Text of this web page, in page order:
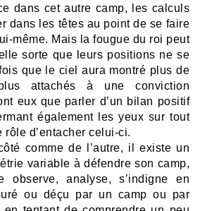
dans cet autre camp, les calculs
dans les têtes au point de se faire
même. Mais la fougue du roi peut
sorte que leurs positions ne se
que le ciel aura montré plus de
attachés à une conviction
eux que parler d’un bilan positif
également les yeux sur tout
rôle d’entacher celui-ci.
comme de l’autre, il existe un
variable à défendre son camp,
observe, analyse, s’indigne en
ou déçu par un camp ou par